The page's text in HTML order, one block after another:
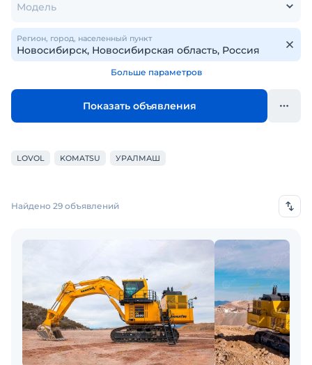
Модель
Регион, город, населенный пункт
Больше параметров
Показать объявления
LOVOL KOMATSU УРАЛМАШ
Найдено 29 объявлений